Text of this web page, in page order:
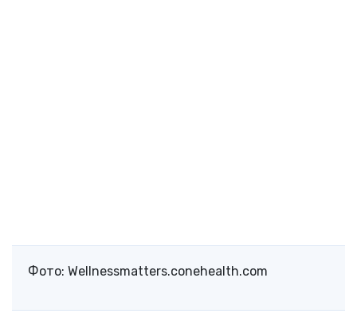
Фото: Wellnessmatters.conehealth.com